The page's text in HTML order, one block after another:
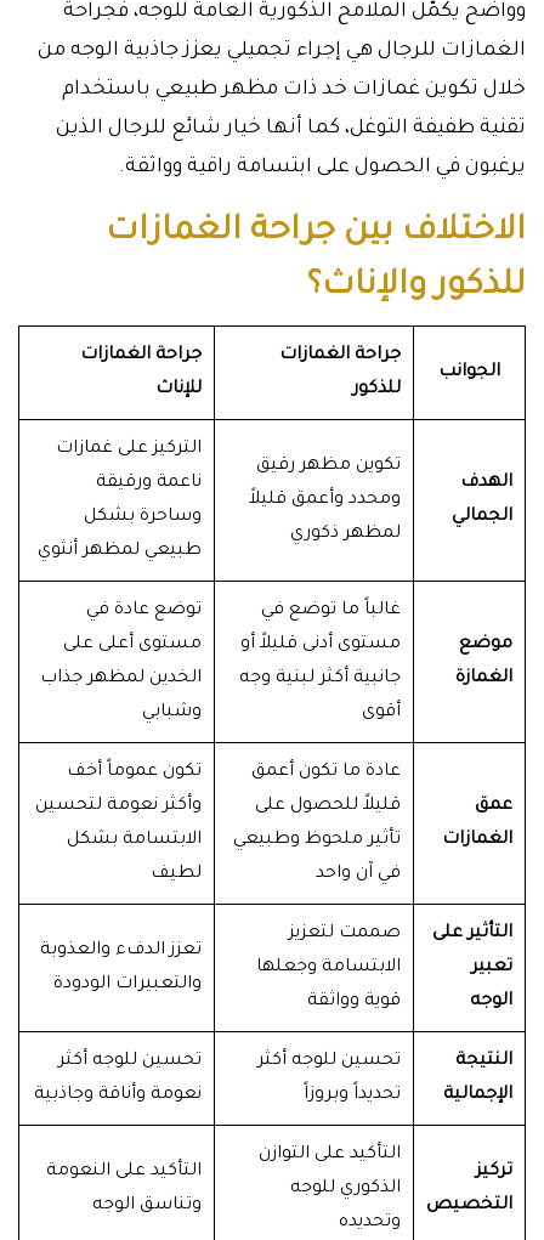
وواضح يكمّل الملامح الذكورية العامة للوجه، فجراحة
الغمازات للرجال هي إجراء تجميلي يعزز جاذبية الوجه من
خلال تكوين غمازات خد ذات مظهر طبيعي باستخدام
تقنية طفيفة التوغل، كما أنها خيار شائع للرجال الذين
يرغبون في الحصول على ابتسامة راقية وواثقة.
الاختلاف بين جراحة الغمازات
للذكور والإناث؟
الجوانب
جراحة الغمازات
للذكور
جراحة الغمازات
للإناث
الهدف
الجمالي
تكوين مظهر رقيق
ومحدد وأعمق قليلاً
لمظهر ذكوري
التركيز على غمازات
ناعمة ورقيقة
وساحرة بشكل
طبيعي لمظهر أنثوي
موضع
الغمازة
غالباً ما توضع في
مستوى أدنى قليلاً أو
جانبية أكثر لبنية وجه
أقوى
توضع عادة في
مستوى أعلى على
الخدين لمظهر جذاب
وشبابي
عمق
الغمازات
عادة ما تكون أعمق
قليلاً للحصول على
تأثير ملحوظ وطبيعي
في آن واحد
تكون عموماً أخف
وأكثر نعومة لتحسين
الابتسامة بشكل
لطيف
التأثير على
تعبير
الوجه
صممت لتعزيز
الابتسامة وجعلها
قوية وواثقة
تعزز الدفء والعذوبة
والتعبيرات الودودة
النتيجة
الإجمالية
تحسين للوجه أكثر
تحديداً وبروزاً
تحسين للوجه أكثر
نعومة وأناقة وجاذبية
تركيز
التخصيص
التأكيد على التوازن
الذكوري للوجه
وتحديده
التأكيد على النعومة
وتناسق الوجه